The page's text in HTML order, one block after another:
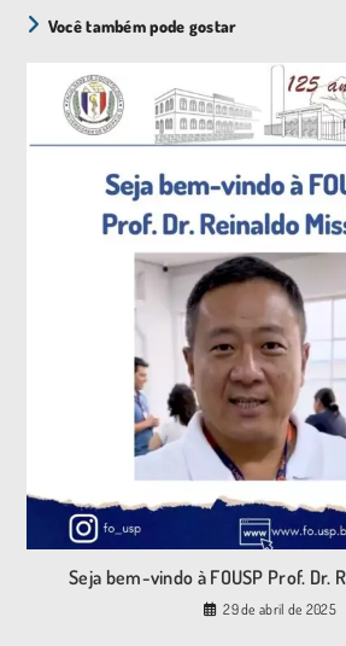
Você também pode gostar
Seja bem-vindo à FOUSP Prof. Dr.
29 de abril de 2025